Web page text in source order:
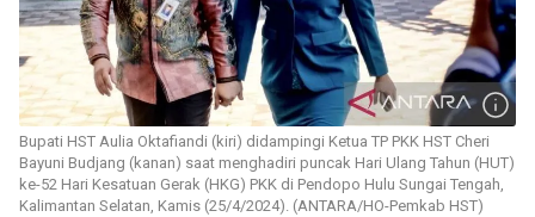
Bupati HST Aulia Oktafiandi (kiri) didampingi Ketua TP PKK HST Cheri
Bayuni Budjang (kanan) saat menghadiri puncak Hari Ulang Tahun (HUT)
ke-52 Hari Kesatuan Gerak (HKG) PKK di Pendopo Hulu Sungai Tengah,
Kalimantan Selatan, Kamis (25/4/2024). (ANTARA/HO-Pemkab HST)